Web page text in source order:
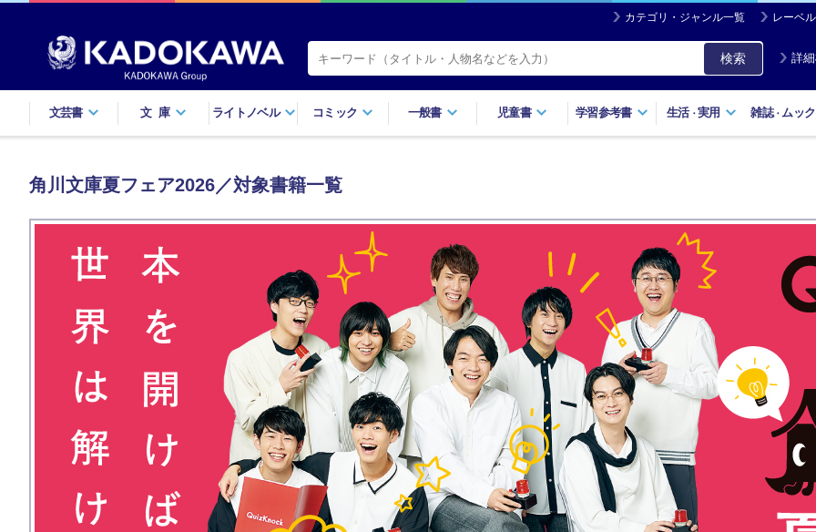
カテゴリ・ジャンル一覧 レーベ
検索 詳
文芸書 文庫 ライトノベル コミック 一般書 児童書 学習参考書 生活・実用 雑誌・ ムック
角川文庫夏フェア2026／対象書籍一覧